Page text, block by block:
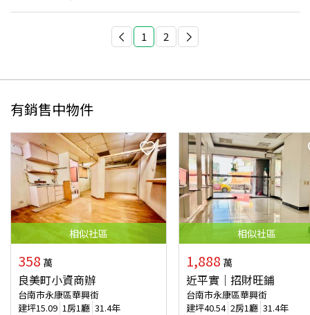
1 2
有銷售中物件
相似社區
358 萬
良美町小資商辦
台南市永康區華興街
建坪15.09 1房1廳 31.4年
相似社區
1,888 萬
近平實｜招財旺鋪
台南市永康區華興街
建坪40.54 2房1廳 31.4年